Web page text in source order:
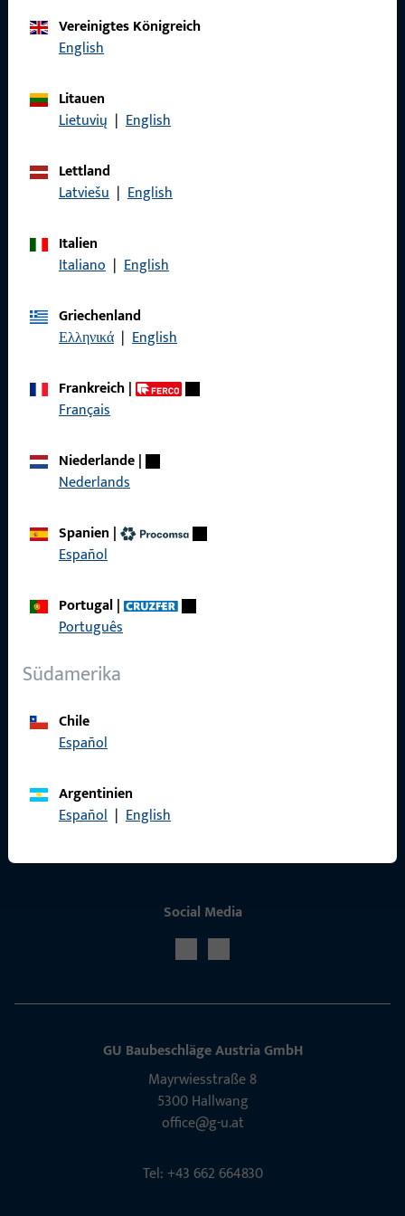
Kontaktieren Sie uns
Vereinigtes Königreich
English
Litauen
Lietuvių | English
Lettland
Latviešu | English
Italien
Italiano | English
Griechenland
Ελληνικά | English
Frankreich|
Français
Niederlande|
Nederlands
Spanien |
Español
Portugal|
Português
Südamerika
Chile
Español
Argentinien
Español | English
Allgemeines
Datenschutz
Schnelleinstieg
Social Media
GU Baubeschläge Aus­tria GmbH
Mayrwies­straße 8
5300 Hall­wang
office@g-u.at
Tel: +43 662 664830